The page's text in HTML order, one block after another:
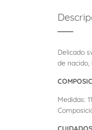
Delicado
de
Medidas: